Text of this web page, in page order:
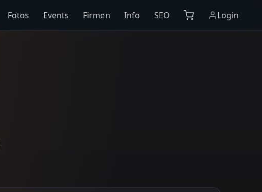
Fotos Events Firmen Info SEO Login